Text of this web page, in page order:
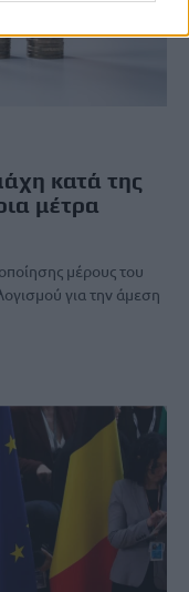
κατά της
μέτρα
μέρους του
για την άμεση